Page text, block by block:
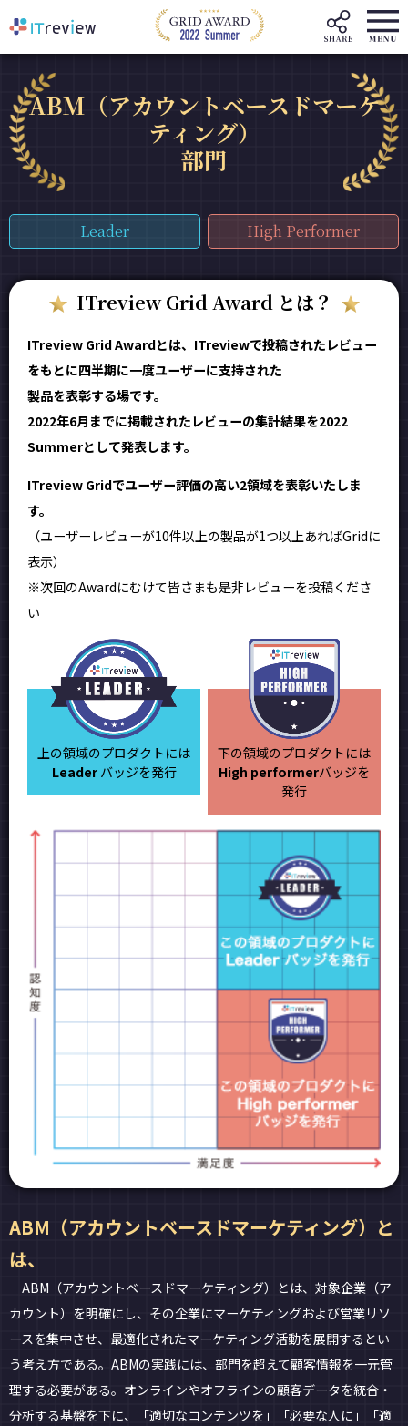
ABM（アカウントベースドマーケ
ティング）
部門
Leader High Performer
ITreview Grid Award とは？
ITreview Grid Awardとは、ITreviewで投稿されたレビュー
をもとに四半期に一度ユーザーに支持された
製品を表彰する場です。
2022年6月までに掲載されたレビューの集計結果を2022
Summerとして発表します。
ITreview Gridでユーザー評価の高い2領域を表彰いたしま
す。
（ユーザーレビューが10件以上の製品が1つ以上あればGridに
表示）
※次回のAwardにむけて皆さまも是非レビューを投稿くださ
い
上の領域のプロダクトには
Leaderバッジを発行
下の領域のプロダクトには
High performerバッジを
発行
ABM（アカウントベースドマーケティング）と
は、
ABM（アカウントベースドマーケティング）とは、対象企業（ア
カウント）を明確にし、その企業にマーケティングおよび営業リソ
ースを集中させ、最適化されたマーケティング活動を展開するとい
う考え方である。ABMの実践には、部門を超えて顧客情報を一元管
理する必要がある。オンラインやオフラインの顧客データを統合・
分析する基盤を下に、「適切なコンテンツを」「必要な人に」「適